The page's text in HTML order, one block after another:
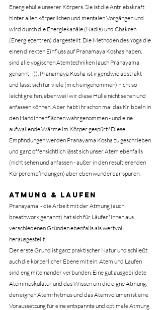
Energiehülle unserer Körpers. Sie ist die Antriebskraft
hinter allen körperlichen und mentalen Vorgängen und
wird durch die Energiekanäle (Nadis) und Chakren
(Energiezentren) dargestellt. Die Methoden des Yoga die
einen direkten Einfluss auf Pranamaya Koshas haben,
sind alle yogischen Atemtechniken (auch Pranayama
genannt ;-)). Pranamaya Kosha ist irgendwie abstrakt
und lässt sich für viele (mich eingenommen) nicht so
leicht greifen, eben weil wir diese Hülle nicht sehen und
anfassen können. Aber habt ihr schon mal das Kribbeln in
den Handinnenflächen wahrgenommen - und eine
aufwallende Wärme im Körper gespürt? Diese
Empfindungen werden Pranayama Kosha zu geschrieben
und ganz offensichtlich lässt sich unser Atem ebenfalls
(nicht sehen und anfassen - außer in den resultierenden
Körperempfindungen) aber eben wunderbar spüren.
Atmung & laufen
Pranayama  - die Arbeit mit der Atmung (auch
breathwork genannt) hat sich für Läufer*innen aus
verschiedenen Gründen ebenfalls als wertvoll
herausgestellt.
Der erste Grund ist ganz praktischer Natur und schließt
auch die körperlicher Ebene mit ein. Atem und Laufen
sind eng miteinander verbunden. Eine gut ausgebildete
Atemmuskulatur und das Wissen um die eigne Atmung,
den eignen Atemrhytmus und das Atemvolumen ist eine
Voraussetzung für eine entspannte und optimale Atmung